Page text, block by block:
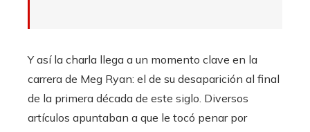
Y así la charla llega a un momento clave en la
carrera de Meg Ryan: el de su desaparición al final
de la primera década de este siglo. Diversos
artículos apuntaban a que le tocó penar por